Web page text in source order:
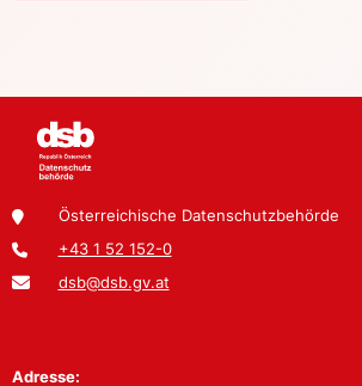
Österreichische Datenschutzbehörde
+43 1 52 152-0
dsb@dsb.gv.at
Adresse: